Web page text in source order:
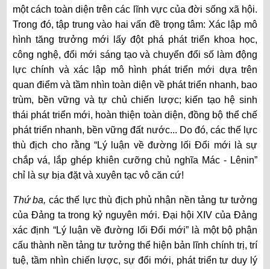
một cách toàn diện trên các lĩnh vực của đời sống xã hội.
Trong đó, tập trung vào hai vấn đề trọng tâm: Xác lập mô
hình tăng trưởng mới lấy đột phá phát triển khoa học,
công nghệ, đổi mới sáng tạo và chuyển đổi số làm động
lực chính và xác lập mô hình phát triển mới dựa trên
quan điểm và tầm nhìn toàn diện về phát triển nhanh, bao
trùm, bền vững và tự chủ chiến lược; kiến tạo hệ sinh
thái phát triển mới, hoàn thiện toàn diện, đồng bộ thể chế
phát triển nhanh, bền vững đất nước... Do đó, các thế lực
thù địch cho rằng “Lý luận về đường lối Đổi mới là sự
chắp vá, lắp ghép khiên cưỡng chủ nghĩa Mác - Lênin”
chỉ là sự bịa đặt và xuyên tạc vô căn cứ!
Thứ ba, các thế lực thù địch phủ nhận nền tảng tư tưởng
của Đảng ta trong kỷ nguyên mới. Đại hội XIV của Đảng
xác định “Lý luận về đường lối Đổi mới” là một bộ phận
cấu thành nền tảng tư tưởng thể hiện bản lĩnh chính trị, trí
tuệ, tầm nhìn chiến lược, sự đổi mới, phát triển tư duy lý